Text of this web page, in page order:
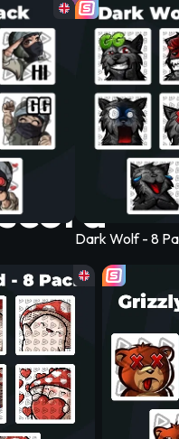
Dark Wolf - 8